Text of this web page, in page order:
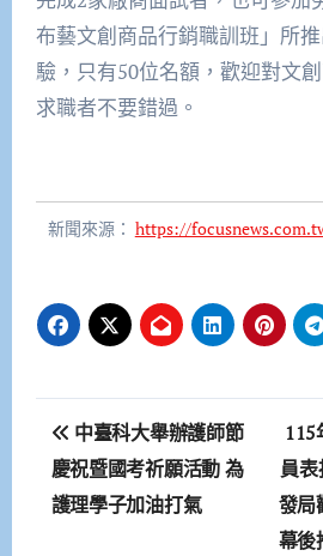
布藝文創商品行銷職訓班」所
驗，只有50位名額，歡迎對文
求職者不要錯過。
新聞來源： https://
文
章
導
中臺科大舉辦護師節
慶祝暨國考祈願活動 為
護理學子加油打氣
115
員
發局
幕